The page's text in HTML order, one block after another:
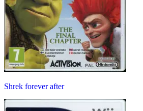
Shrek forever after